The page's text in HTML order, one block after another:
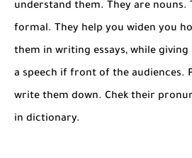
understand them. They are nouns.
formal. They help you widen you
them in writing essays, while
a speech if front of the audiences.
write them down. Chek their
in dictionary.